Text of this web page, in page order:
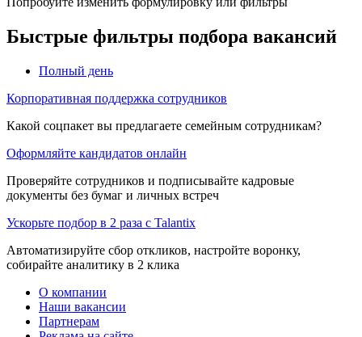
Быстрые фильтры подбора вакансий
Полный день
Корпоративная поддержка сотрудников
Какой соцпакет вы предлагаете семейным сотрудникам?
Оформляйте кандидатов онлайн
Проверяйте сотрудников и подписывайте кадровые
документы без бумаг и личных встреч
Ускорьте подбор в 2 раза с Talantix
Автоматизируйте сбор откликов, настройте воронку,
собирайте аналитику в 2 клика
О компании
Наши вакансии
Партнерам